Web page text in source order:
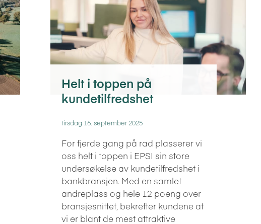
Helt i toppen på
kundetilfredshet
tirsdag 16. september 2025
For fjerde gang på rad plasserer vi
oss helt i toppen i EPSI sin store
undersøkelse av kundetilfredshet i
bankbransjen. Med en samlet
andreplass og hele 12 poeng over
bransjesnittet, bekrefter kundene at
vi er blant de mest attraktive